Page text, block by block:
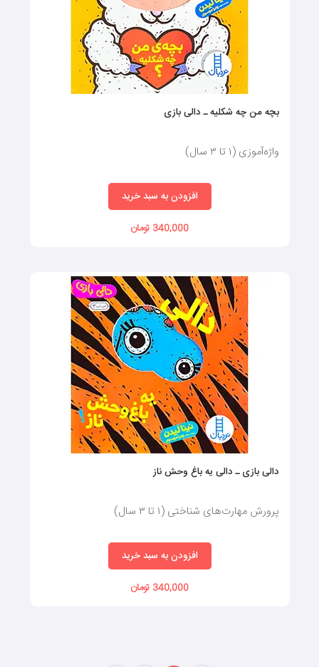
بچه من چه شکلیه ـ دالی بازی
واژه‌آموزی (۱ تا ۳ سال)
افزودن به سبد خرید
340,000 تومان
دالی بازی ـ دالی یه باغ وحش ناز
پرورش مهارت‌های شناختی (۱ تا ۳ سال)
افزودن به سبد خرید
340,000 تومان